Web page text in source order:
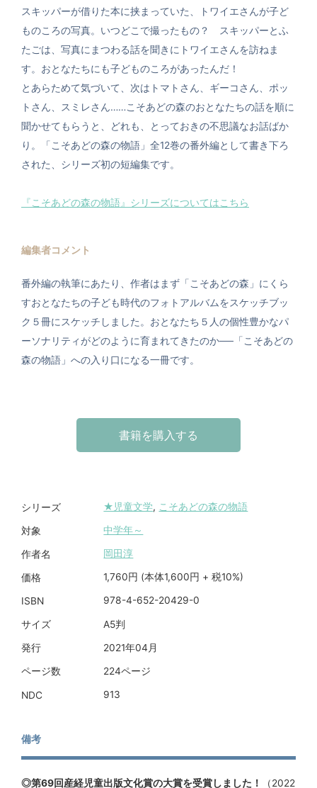
スキッパーが借りた本に挟まっていた、トワイエさんが子ど
ものころの写真。いつどこで撮ったもの？ スキッパーとふ
たごは、写真にまつわる話を聞きにトワイエさんを訪ねま
す。おとなたちにも子どものころがあったんだ！
とあらためて気づいて、次はトマトさん、ギーコさん、ポッ
トさん、スミレさん……こそあどの森のおとなたちの話を順に
聞かせてもらうと、どれも、とっておきの不思議なお話ばか
り。「こそあどの森の物語」全12巻の番外編として書き下ろ
された、シリーズ初の短編集です。
『こそあどの森の物語』シリーズについてはこちら
編集者コメント
番外編の執筆にあたり、作者はまず「こそあどの森」にくら
すおとなたちの子ども時代のフォトアルバムをスケッチブッ
ク５冊にスケッチしました。おとなたち５人の個性豊かなパ
ーソナリティがどのように育まれてきたのか──「こそあどの
森の物語」への入り口になる一冊です。
書籍を購入する
シリーズ ★児童文学, こそあどの森の物語
対象 中学年～
作者名 岡田淳
価格 1,760円 (本体1,600円 + 税10%)
ISBN 978-4-652-20429-0
サイズ A5判
発行 2021年04月
ページ数 224ページ
NDC 913
備考
◎第69回産経児童出版文化賞の大賞を受賞しました！
（2022